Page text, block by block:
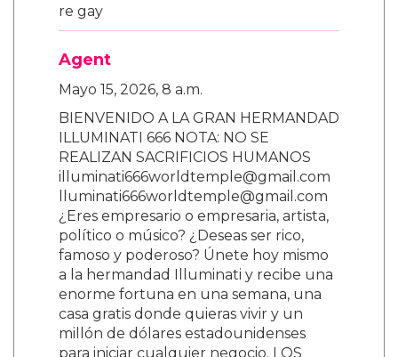
Agent
BIENVENIDO A LA GRAN HERMANDAD
ILLUMINATI 666 NOTA: NO SE
REALIZAN SACRIFICIOS HUMANOS
illuminati666worldtemple@gmail.com
lluminati666worldtemple@gmail.com
¿Eres empresario o empresaria, artista,
político o músico? ¿Deseas ser rico,
famoso y poderoso? Únete hoy mismo
a la hermandad Illuminati y recibe una
enorme fortuna en una semana, una
casa gratis donde quieras vivir y un
millón de dólares estadounidenses